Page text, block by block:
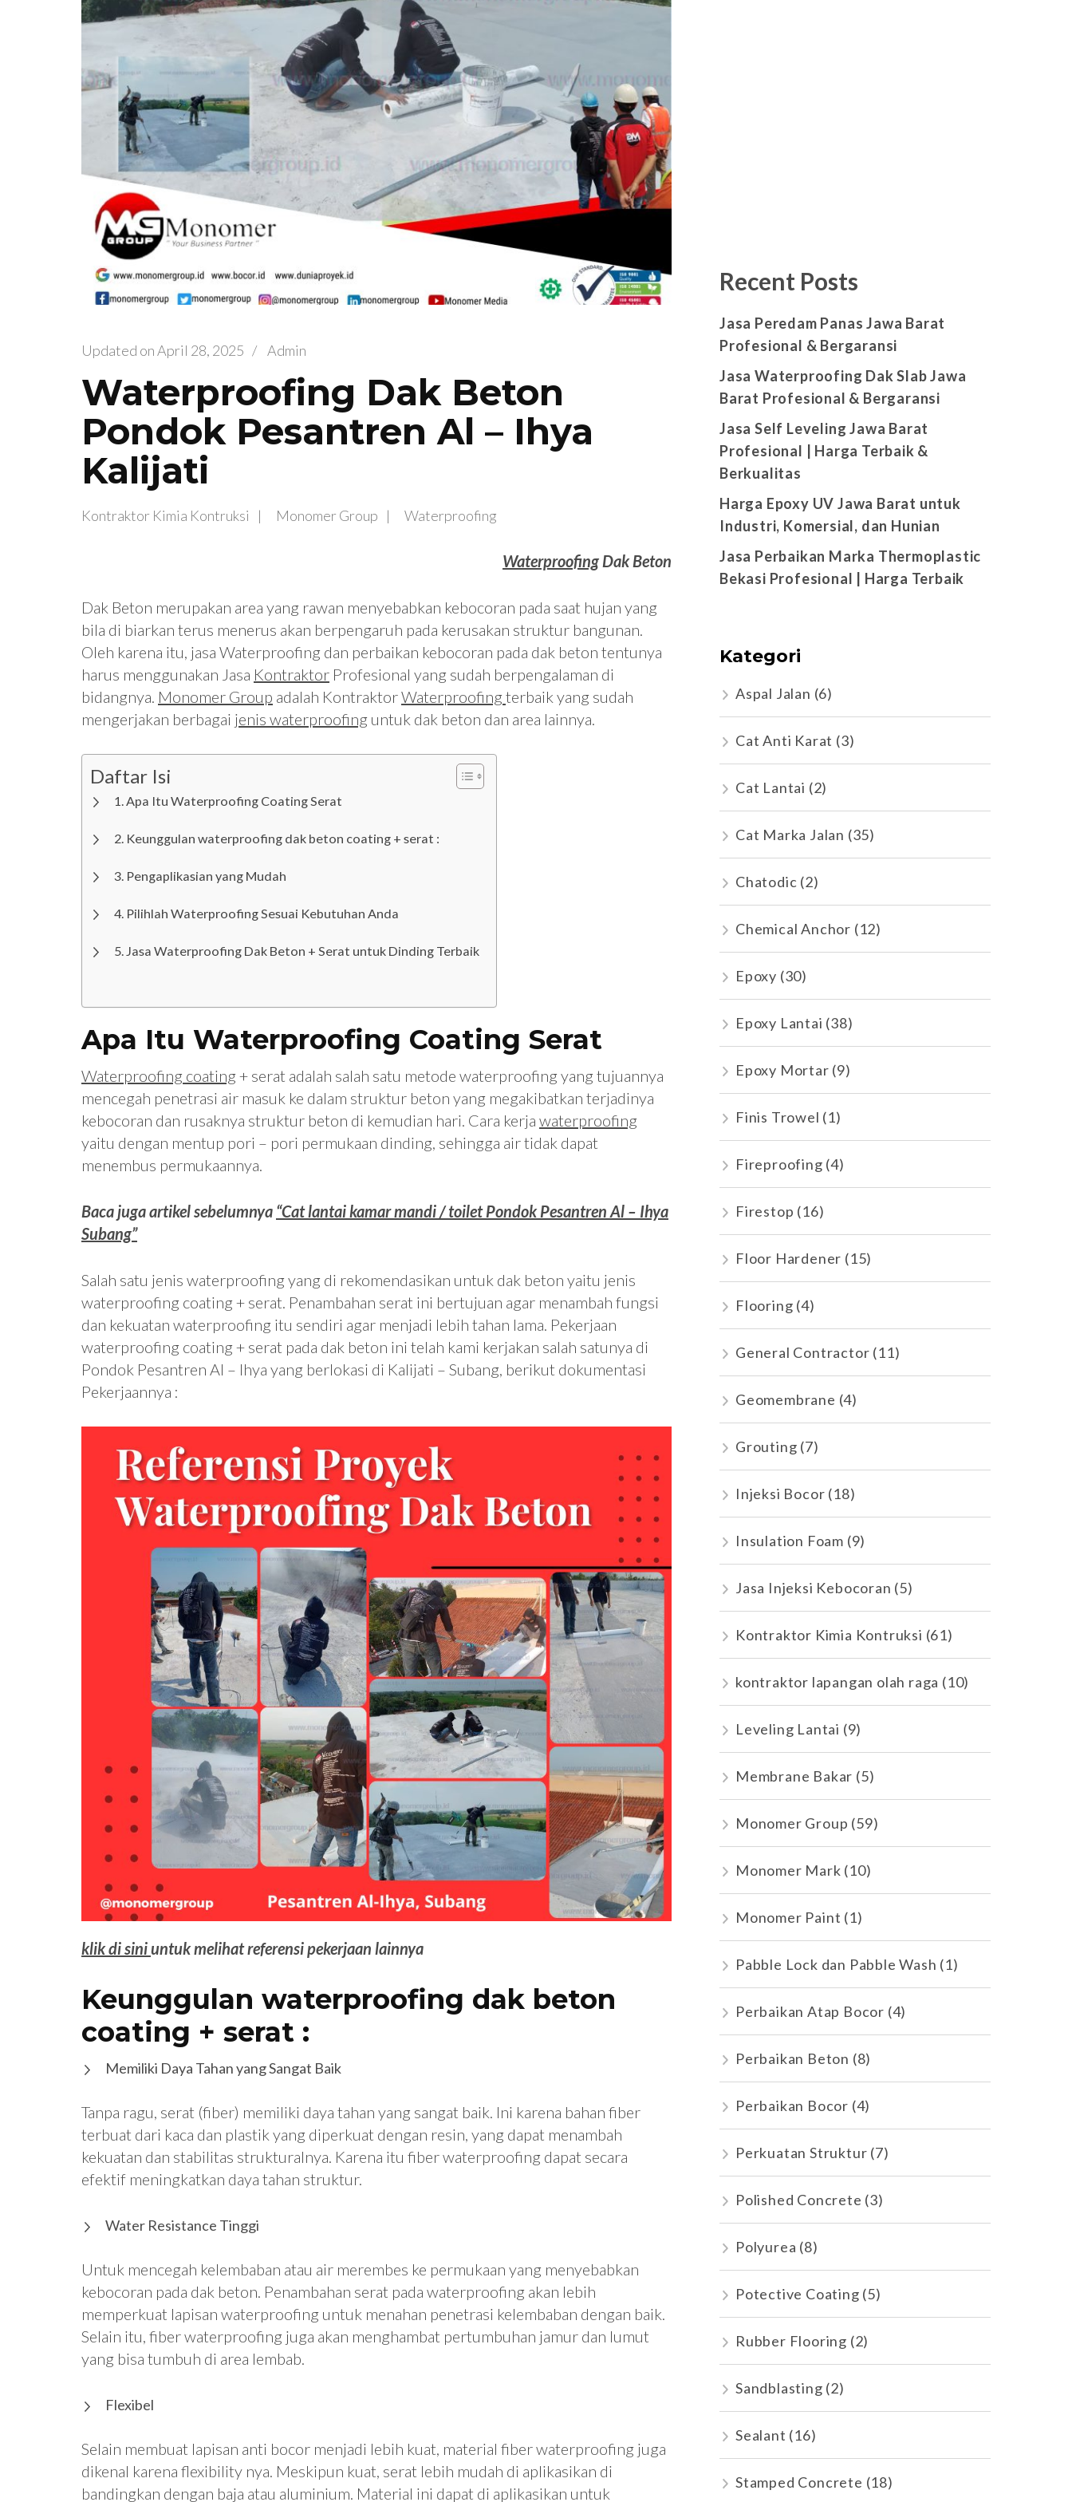
Updated onApril 28, 2025 / Admin
Waterproofing Dak Beton
Pondok Pesantren Al – Ihya
Kalijati
Kontraktor Kimia Kontruksi Monomer Group Waterproofing
Waterproofing Dak Beton
Dak Beton merupakan area yang rawan menyebabkan kebocoran pada saat hujan yang
bila di biarkan terus menerus akan berpengaruh pada kerusakan struktur bangunan.
Oleh karena itu, jasa Waterproofing dan perbaikan kebocoran pada dak beton tentunya
harus menggunakan Jasa Kontraktor Profesional yang sudah berpengalaman di
bidangnya. Monomer Group adalah KontraktorWaterproofingterbaik yang sudah
mengerjakan berbagai jenis waterproofing untuk dak beton dan area lainnya.
Daftar Isi
Apa Itu Waterproofing Coating Serat
Keunggulan waterproofing dak beton coating + serat :
Pengaplikasian yang Mudah
Pilihlah Waterproofing Sesuai Kebutuhan Anda
Jasa Waterproofing Dak Beton + Serat untuk Dinding Terbaik
Apa Itu Waterproofing Coating Serat
Waterproofing coating+ serat adalah salah satu metode waterproofing yang tujuannya
mencegah penetrasi air masuk ke dalam struktur beton yang megakibatkan terjadinya
kebocoran dan rusaknya struktur beton di kemudian hari. Cara kerja waterproofing
yaitu dengan mentup pori – pori permukaan dinding, sehingga air tidak dapat
menembus permukaannya.
Baca juga artikel sebelumnya “Cat lantai kamar mandi / toilet Pondok Pesantren Al – Ihya
Subang”
Salah satu jenis waterproofing yang di rekomendasikan untuk dak beton yaitu jenis
waterproofing coating + serat. Penambahan serat ini bertujuan agar menambah fungsi
dan kekuatan waterproofing itu sendiri agar menjadi lebih tahan lama. Pekerjaan
waterproofing coating + serat pada dak beton ini telah kami kerjakan salah satunya di
Pondok Pesantren Al – Ihya yang berlokasi di Kalijati – Subang, berikut dokumentasi
Pekerjaannya :
klik di siniuntuk melihat referensi pekerjaan lainnya
Keunggulan waterproofing dak beton
coating + serat :
Memiliki Daya Tahan yang Sangat Baik
Tanpa ragu, serat (fiber) memiliki daya tahan yang sangat baik. Ini karena bahan fiber
terbuat dari kaca dan plastik yang diperkuat dengan resin, yang dapat menambah
kekuatan dan stabilitas strukturalnya. Karena itu fiber waterproofing dapat secara
efektif meningkatkan daya tahan struktur.
Water Resistance Tinggi
Untuk mencegah kelembaban atau air merembes ke permukaan yang menyebabkan
kebocoran pada dak beton. Penambahan serat pada waterproofing akan lebih
memperkuat lapisan waterproofing untuk menahan penetrasi kelembaban dengan baik.
Selain itu, fiber waterproofing juga akan menghambat pertumbuhan jamur dan lumut
yang bisa tumbuh di area lembab.
Flexibel
Selain membuat lapisan anti bocor menjadi lebih kuat, material fiber waterproofing juga
dikenal karena flexibility nya. Meskipun kuat, serat lebih mudah di aplikasikan di
bandingkan dengan baja atau aluminium. Material ini dapat di aplikasikan untuk
Recent Posts
Jasa Peredam Panas Jawa Barat
Profesional & Bergaransi
Jasa Waterproofing Dak Slab Jawa
Barat Profesional & Bergaransi
Jasa Self Leveling Jawa Barat
Profesional | Harga Terbaik &
Berkualitas
Harga Epoxy UV Jawa Barat untuk
Industri, Komersial, dan Hunian
Jasa Perbaikan Marka Thermoplastic
Bekasi Profesional | Harga Terbaik
Kategori
Aspal Jalan (6)
Cat Anti Karat (3)
Cat Lantai (2)
Cat Marka Jalan (35)
Chatodic (2)
Chemical Anchor (12)
Epoxy (30)
Epoxy Lantai (38)
Epoxy Mortar (9)
Finis Trowel (1)
Fireproofing (4)
Firestop (16)
Floor Hardener (15)
Flooring (4)
General Contractor (11)
Geomembrane (4)
Grouting (7)
Injeksi Bocor (18)
Insulation Foam (9)
Jasa Injeksi Kebocoran (5)
Kontraktor Kimia Kontruksi (61)
kontraktor lapangan olah raga (10)
Leveling Lantai (9)
Membrane Bakar (5)
Monomer Group (59)
Monomer Mark (10)
Monomer Paint (1)
Pabble Lock dan Pabble Wash (1)
Perbaikan Atap Bocor (4)
Perbaikan Beton (8)
Perbaikan Bocor (4)
Perkuatan Struktur (7)
Polished Concrete (3)
Polyurea (8)
Potective Coating (5)
Rubber Flooring (2)
Sandblasting (2)
Sealant (16)
Stamped Concrete (18)